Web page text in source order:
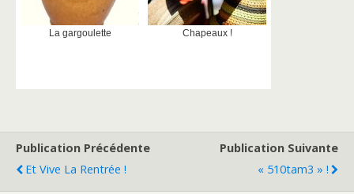
La gargoulette Chapeaux !
Publication Précédente
Et Vive La Rentrée !
Publication Suivante
« 510tam3 » !